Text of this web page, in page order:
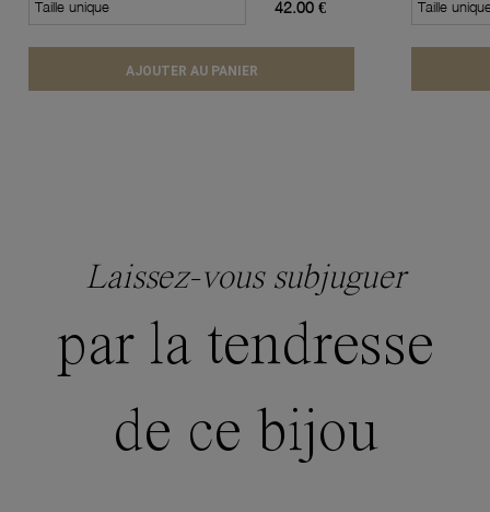
Taille unique 42.00 €
AJOUTER AU PANIER
Taille
Laissez-vous subjuguer
par la tendresse
de ce bijou